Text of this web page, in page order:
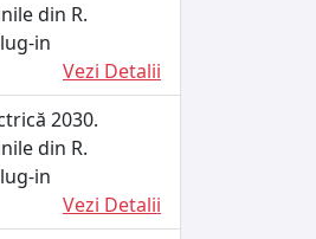
din R.
in
Vezi Detalii
2030.
din R.
in
Vezi Detalii